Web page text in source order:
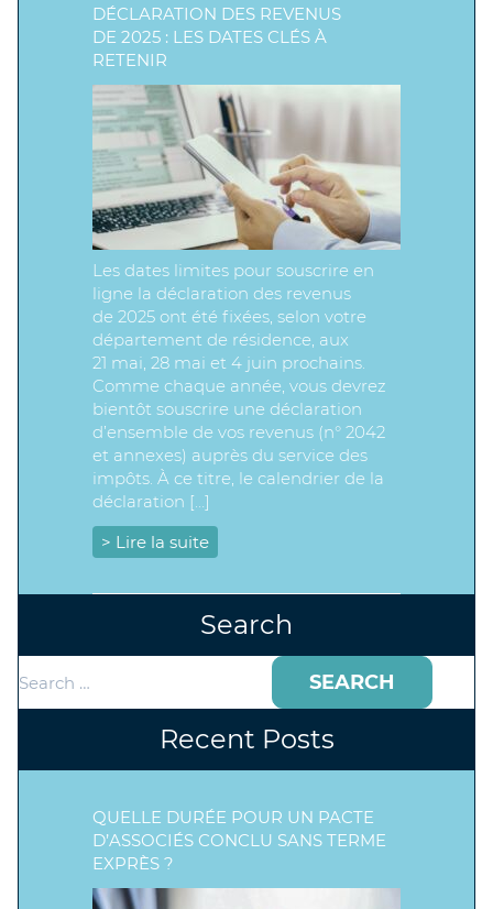
DÉCLARATION DES REVENUS
DE 2025 : LES DATES CLÉS À
RETENIR
Les dates limites pour souscrire en
ligne la déclaration des revenus
de 2025 ont été fixées, selon votre
département de résidence, aux
21 mai, 28 mai et 4 juin prochains.
Comme chaque année, vous devrez
bientôt souscrire une déclaration
d’ensemble de vos revenus (n° 2042
et annexes) auprès du service des
impôts. À ce titre, le calendrier de la
déclaration […]
> Lire la suite
Search
for:
Recent Posts
QUELLE DURÉE POUR UN PACTE
D’ASSOCIÉS CONCLU SANS TERME
EXPRÈS ?